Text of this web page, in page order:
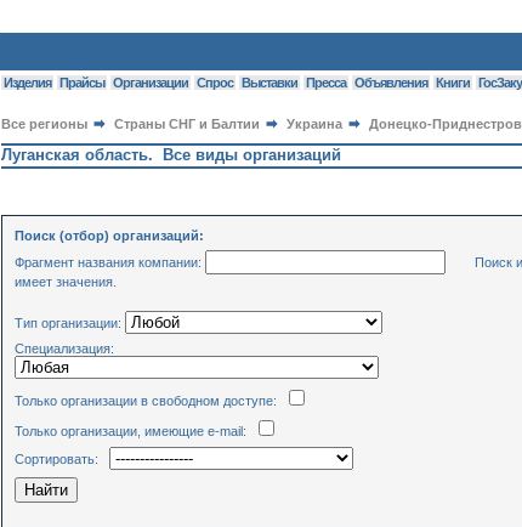
Изделия Прайсы Организации Спрос Выставки Пресса Объявления Книги
Все регионы Страны СНГ и Балтии Украина Донецко-
Луганская область. Все виды организаций
Поиск (отбор) организаций:
Фрагмент названия компании:
Поиск
имеет значения.
Тип организации:
Специализация:
Только организации в свободном доступе:
Только организации, имеющие e-mail:
Сортировать: